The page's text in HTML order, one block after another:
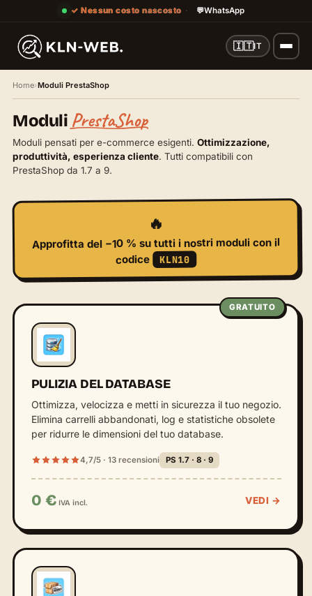
✓ Nessun costo nascosto · 💬WhatsApp
🇮🇹IT
Home›Moduli PrestaShop
Moduli PrestaShop
Elenco dei moduli
Moduli pensati per e-commerce esigenti. Ottimizzazione,
produttività, esperienza cliente. Tutti compatibili con
PrestaShop da 1.7 a 9.
🔥
Approfitta del −10 % su tutti i nostri moduli con il
codice KLN10
GRATUITO
PULIZIA DEL DATABASE
Ottimizza, velocizza e metti in sicurezza il tuo negozio.
Elimina carrelli abbandonati, log e statistiche obsolete
per ridurre le dimensioni del tuo database.
4,7/5 · 13 recensioni PS 1.7 · 8 · 9
0 € IVA incl. VEDI →